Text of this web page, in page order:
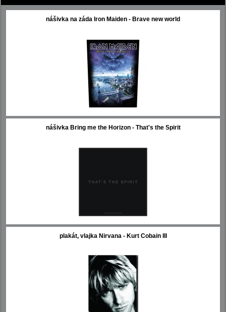
nášivka na záda Iron Maiden - Brave new world
nášivka Bring me the Horizon - That's the Spirit
plakát, vlajka Nirvana - Kurt Cobain III